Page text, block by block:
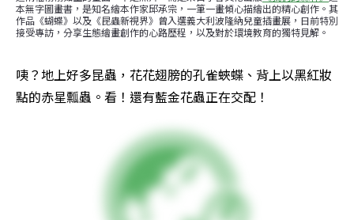
本無字圖畫書，是知名繪本作家邱承宗，一筆一畫傾心描繪出的精心創作。其
作品《蝴蝶》以及《昆蟲新視界》曾入選義大利波隆納兒童插畫展，日前特別
接受專訪，分享生態繪畫創作的心路歷程，以及對於環境教育的獨特見解。
咦？地上好多昆蟲，花花翅膀的孔雀蛺蝶、背上以黑紅妝
點的赤星瓢蟲。看！還有藍金花蟲正在交配！